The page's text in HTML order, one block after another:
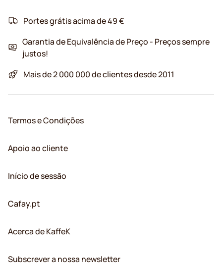
Portes grátis acima de 49 €
Garantia de Equivalência de Preço - Preços sempre
justos!
Mais de 2 000 000 de clientes desde 2011
Termos e Condições
Apoio ao cliente
Início de sessão
Cafay.pt
Acerca de KaffeK
Subscrever a nossa newsletter